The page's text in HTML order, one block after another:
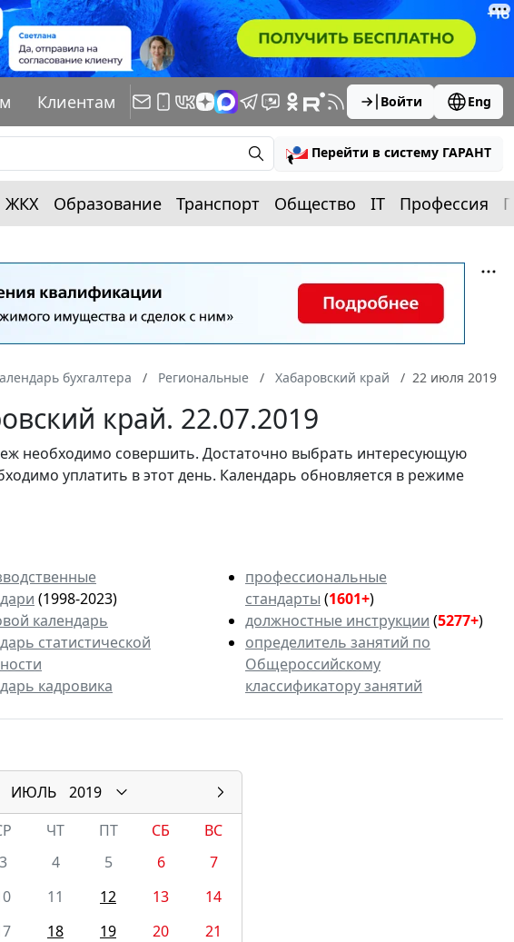
Клиентам Войти Eng
Перейти в систему ГАРАНТ
ЖКХ Образование Транспорт Общество IT Профессия
бухгалтера Региональные Хабаровский край 22 июля 2019
край. 22.07.2019
необходимо совершить. Достаточно выбрать интересующую
уплатить в этот день. Календарь обновляется в режиме
(1998-2023)
календарь
статистической
кадровика
профессиональные
стандарты (1601+)
должностные инструкции (5277+)
определитель занятий по
Общероссийскому
классификатору занятий
ИЮЛЬ
2019
ЧТ ПТ СБ
ВС
3 4 5 6
7
11 12 13
14
18 19 20
21